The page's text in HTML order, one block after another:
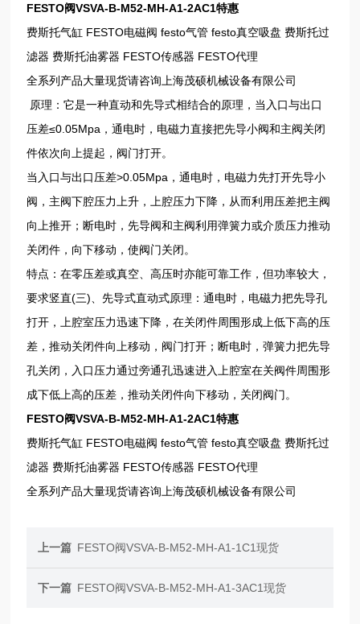
FESTO阀VSVA-B-M52-MH-A1-2AC1特惠
费斯托气缸 FESTO电磁阀 festo气管 festo真空吸盘 费斯托过
滤器 费斯托油雾器 FESTO传感器 FESTO代理
全系列产品大量现货请咨询上海茂硕机械设备有限公司
原理：它是一种直动和先导式相结合的原理，当入口与出口
压差≤0.05Mpa，通电时，电磁力直接把先导小阀和主阀关闭
件依次向上提起，阀门打开。
当入口与出口压差>0.05Mpa，通电时，电磁力先打开先导小
阀，主阀下腔压力上升，上腔压力下降，从而利用压差把主阀
向上推开；断电时，先导阀和主阀利用弹簧力或介质压力推动
关闭件，向下移动，使阀门关闭。
特点：在零压差或真空、高压时亦能可靠工作，但功率较大，
要求竖直(三)、先导式直动式原理：通电时，电磁力把先导孔
打开，上腔室压力迅速下降，在关闭件周围形成上低下高的压
差，推动关闭件向上移动，阀门打开；断电时，弹簧力把先导
孔关闭，入口压力通过旁通孔迅速进入上腔室在关阀件周围形
成下低上高的压差，推动关闭件向下移动，关闭阀门。
FESTO阀VSVA-B-M52-MH-A1-2AC1特惠
费斯托气缸 FESTO电磁阀 festo气管 festo真空吸盘 费斯托过
滤器 费斯托油雾器 FESTO传感器 FESTO代理
全系列产品大量现货请咨询上海茂硕机械设备有限公司
上一篇 FESTO阀VSVA-B-M52-MH-A1-1C1现货
下一篇 FESTO阀VSVA-B-M52-MH-A1-3AC1现货